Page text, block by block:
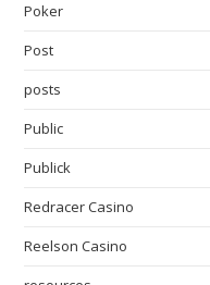
Poker
Post
posts
Public
Publick
Redracer Casino
Reelson Casino